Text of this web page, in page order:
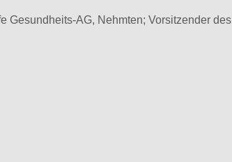
Gesundheits-AG, Nehmten; Vorsitzender des